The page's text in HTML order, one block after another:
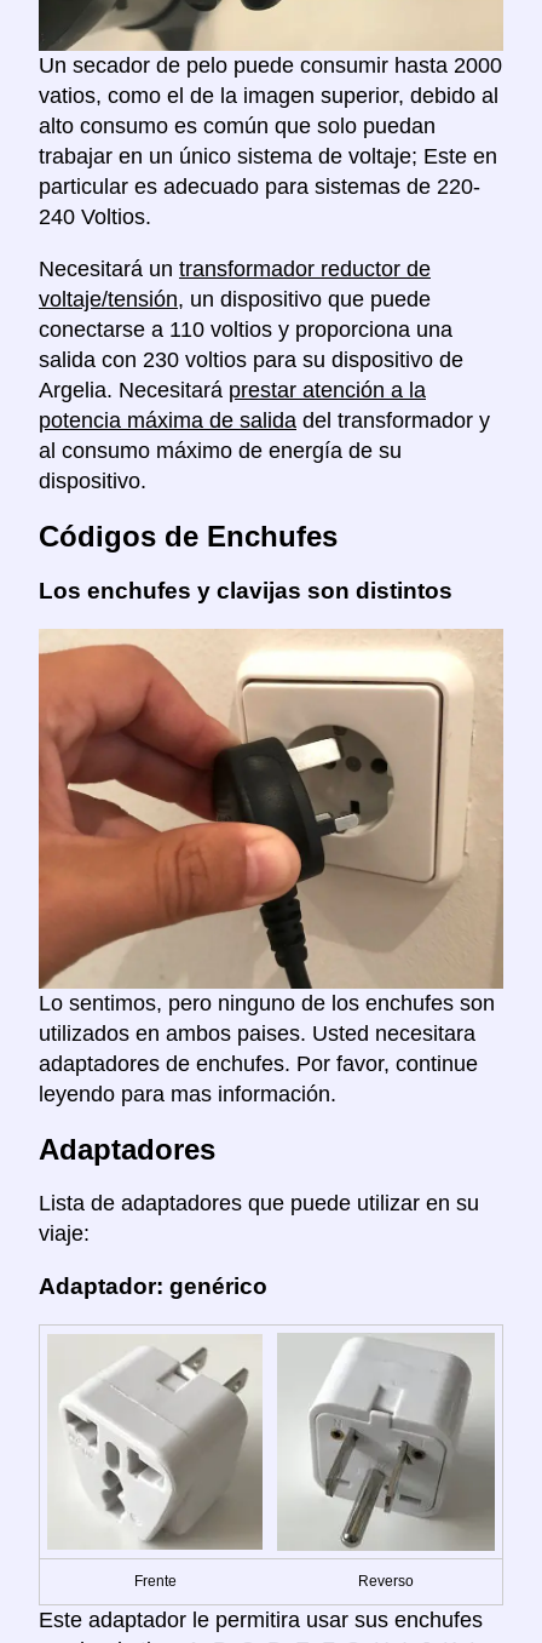
Un secador de pelo puede consumir hasta 2000
vatios, como el de la imagen superior, debido al
alto consumo es común que solo puedan
trabajar en un único sistema de voltaje; Este en
particular es adecuado para sistemas de 220-
240 Voltios.
Necesitará un transformador reductor de
voltaje/tensión, un dispositivo que puede
conectarse a 110 voltios y proporciona una
salida con 230 voltios para su dispositivo de
Argelia. Necesitará prestar atención a la
potencia máxima de salida del transformador y
al consumo máximo de energía de su
dispositivo.
Códigos de Enchufes
Los enchufes y clavijas son distintos
Lo sentimos, pero ninguno de los enchufes son
utilizados en ambos paises. Usted necesitara
adaptadores de enchufes. Por favor, continue
leyendo para mas información.
Adaptadores
Lista de adaptadores que puede utilizar en su
viaje:
Adaptador: genérico
Frente Reverso
Este adaptador le permitira usar sus enchufes